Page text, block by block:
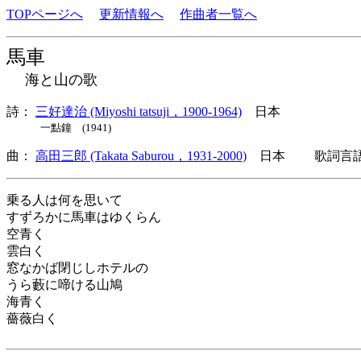
TOPページへ 更新情報へ 作曲者一覧へ
馬車
海と山の歌
詩： 三好達治 (Miyoshi tatsuji，1900-1964) 日本
一點鐘 (1941)
曲： 高田三郎 (Takata Saburou，1931-2000) 日本 歌詞言語
乗る人は何を思いて
すずろかに馬車はゆくらん
空青く
雲白く
窓なかば閉じしホテルの
うら藪に啼ける山鳩
海青く
薔薇白く